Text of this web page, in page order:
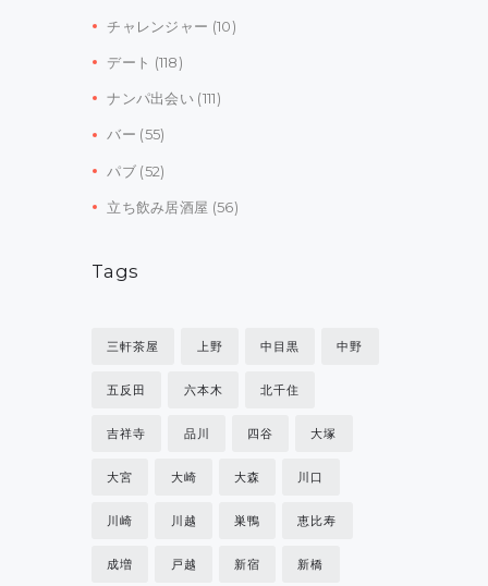
チャレンジャー (10)
デート (118)
ナンパ出会い (111)
バー (55)
パブ(52)
立ち飲み居酒屋 (56)
Tags
三軒茶屋 上野 中目黒 中野
五反田 六本木 北千住
吉祥寺 品川 四谷 大塚
大宮 大崎 大森 川口
川崎 川越 巣鴨 恵比寿
成増 戸越 新宿 新橋